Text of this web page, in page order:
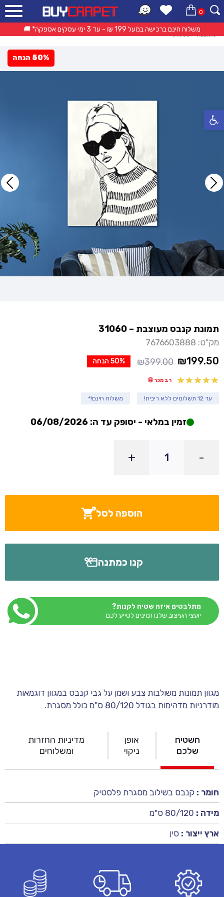
פתח סרגל נגישות
משלוח חינם ברכישה במעל 199 ₪ - עד 3 ימי עסקים אספקה* 🚚
0
»קטלוג מוצרים»אקססוריז וריהוט משלים » תמונות קנבס»תמונת קנבס
מעוצבת – 31060
זמין במלאי - יסופק עד ה: 06/08/2026
-
+
קנו כמתנה
הוספה לסל
מתלבטים איזה שטיח לקנות?
יועצי העיצוב שלנו זמינים לסייע לכם
50% הנחה
תמונת קנבס מעוצבת – 31060
מק"ט: 7676603888
50% הנחה ₪399.00 המחיר
המקורי
היה:
₪199.50
המחיר
הנוכחי
הוא:
רב מכר 🤩
עד 12 תשלומים ללא ריבית! משלוח חינם!*
מגוון תמונות משולבות צבע ושמן על גבי קנבס במגוון דוגמאות
מודרניות מדהימות בגודל 80/120 ס"מ כולל מסגרת.
השטיח
שלכם
אופן
ניקוי
מדיניות החזרות
ומשלוחים
חומר : קנבס בשילוב מסגרת פלסטיק
מידה : 80/120 ס"מ
ארץ ייצור : סין